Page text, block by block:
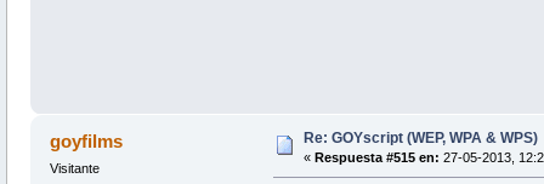
goyfilms
Visitante
Re: GOYscript (WEP, WPA & WPS)
« Respuesta #515 en: 27-05-2013,